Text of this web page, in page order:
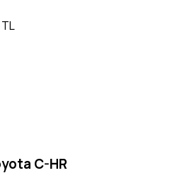
C-HR